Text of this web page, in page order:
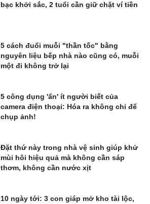
bạc khởi sắc, 2 tuổi cần giữ chặt ví tiền
5 cách đuổi muỗi "thần tốc" bằng
nguyên liệu bếp nhà nào cũng có, muỗi
một đi không trở lại
5 công dụng 'ẩn' ít người biết của
camera điện thoại: Hóa ra không chỉ để
chụp ảnh!
Đặt thứ này trong nhà vệ sinh giúp khử
mùi hôi hiệu quả mà không cần sáp
thơm, không cần nước xịt
10 ngày tới: 3 con giáp mở kho tài lộc,